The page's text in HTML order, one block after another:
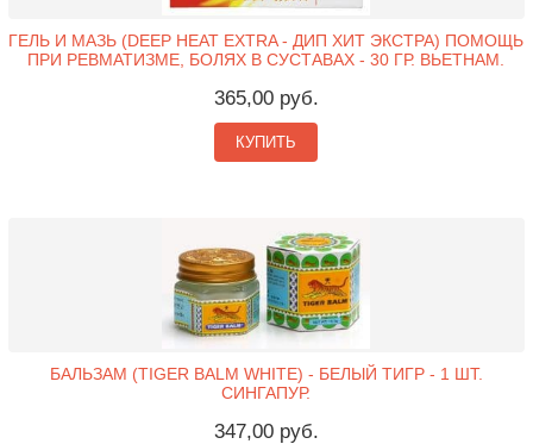
ГЕЛЬ И МАЗЬ (DEEP HEAT EXTRA - ДИП ХИТ ЭКСТРА) ПОМОЩЬ
ПРИ РЕВМАТИЗМЕ, БОЛЯХ В СУСТАВАХ - 30 ГР. ВЬЕТНАМ.
365,00 руб.
КУПИТЬ
БАЛЬЗАМ (TIGER BALM WHITE) - БЕЛЫЙ ТИГР - 1 ШТ.
СИНГАПУР.
347,00 руб.